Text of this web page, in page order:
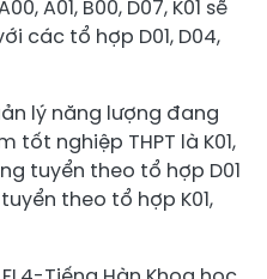
A01, B00, D07, K01 sẽ
các tổ hợp D01, D04,
lý năng lượng đang
nghiệp THPT là K01,
tuyển theo tổ hợp D01
theo tổ hợp K01,